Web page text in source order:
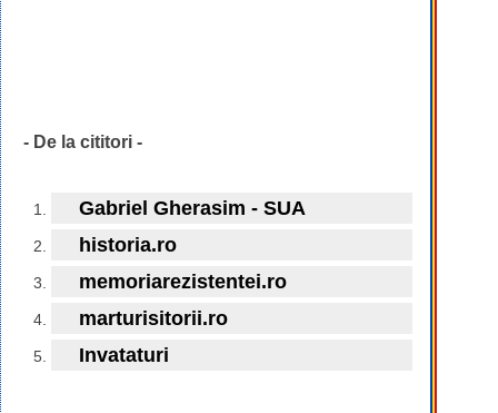
- De la cititori -
Gabriel Gherasim - SUA
historia.ro
memoriarezistentei.ro
marturisitorii.ro
Invataturi